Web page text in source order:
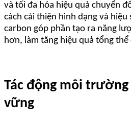
và tối đa hóa hiệu quả chuyển
cách cải thiện hình dạng và
carbon góp phần tạo ra năng
hơn, làm tăng hiệu quả tổng thể
Tác động môi
vững